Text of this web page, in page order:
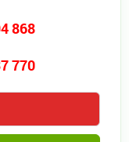
868
770